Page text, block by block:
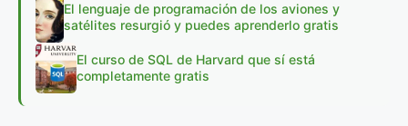
El lenguaje de programación de los aviones y
satélites resurgió y puedes aprenderlo gratis
El curso de SQL de Harvard que sí está
completamente gratis